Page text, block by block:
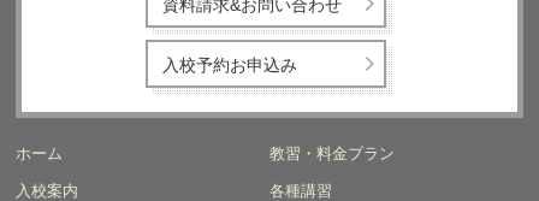
資料請求&お問い合わせ
入校予約お申込み
ホーム 教習・料金プラン
入校案内 各種講習